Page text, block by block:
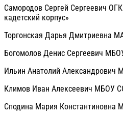
Самородов Сергей Сергеевич
кадетский корпус»
Торгонская Дарья Дмитриевна
Богомолов Денис Сергеевич
Ильин Анатолий
Климов Иван Алексеевич МБОУ
Сподина Мария Константиновна